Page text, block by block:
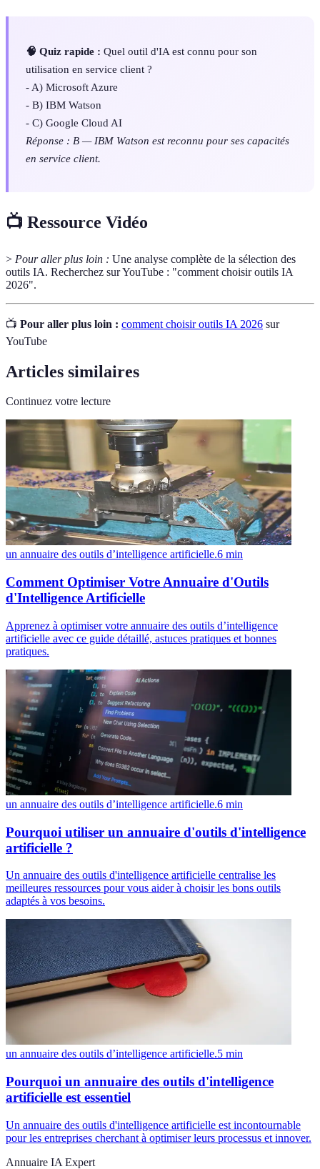
🧠 Quiz rapide : Quel outil d'IA est connu pour son
utilisation en service client ?
- A) Microsoft Azure
- B) IBM Watson
- C) Google Cloud AI
Réponse : B — IBM Watson est reconnu pour ses capacités
en service client.
📺 Ressource Vidéo
> Pour aller plus loin : Une analyse complète de la sélection des
outils IA. Recherchez sur YouTube : "comment choisir outils IA
2026".
📺 Pour aller plus loin : comment choisir outils IA 2026 sur
YouTube
Articles similaires
Continuez votre lecture
un annuaire des outils d’intelligence artificielle.6 min
Comment Optimiser Votre Annuaire d'Outils
d'Intelligence Artificielle
Apprenez à optimiser votre annuaire des outils d’intelligence
artificielle avec ce guide détaillé, astuces pratiques et bonnes
pratiques.
un annuaire des outils d’intelligence artificielle.6 min
Pourquoi utiliser un annuaire d'outils d'intelligence
artificielle ?
Un annuaire des outils d'intelligence artificielle centralise les
meilleures ressources pour vous aider à choisir les bons outils
adaptés à vos besoins.
un annuaire des outils d’intelligence artificielle.5 min
Pourquoi un annuaire des outils d'intelligence
artificielle est essentiel
Un annuaire des outils d'intelligence artificielle est incontournable
pour les entreprises cherchant à optimiser leurs processus et innover.
Annuaire IA Expert